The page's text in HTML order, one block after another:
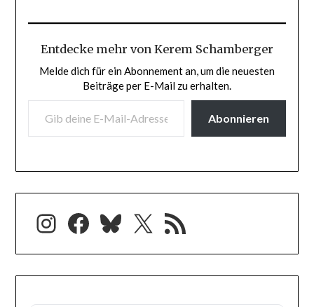
Entdecke mehr von Kerem Schamberger
Melde dich für ein Abonnement an, um die neuesten
Beiträge per E-Mail zu erhalten.
GIB DEINE E-MAIL-ADRESSE EIN ...
Abonnieren
Instagram
Facebook
Bluesky
X RSS-Feed